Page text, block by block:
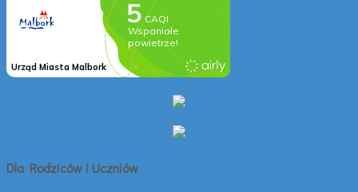
Dla Rodziców i Uczniów